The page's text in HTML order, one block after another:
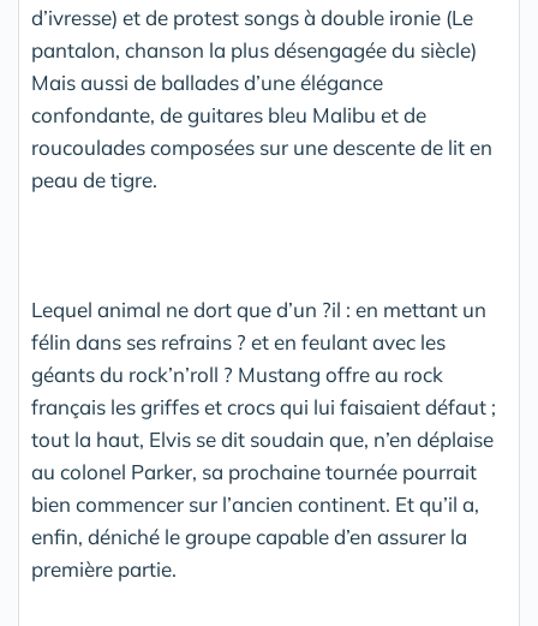
d’ivresse) et de protest songs à double ironie (Le
pantalon, chanson la plus désengagée du siècle)
Mais aussi de ballades d’une élégance
confondante, de guitares bleu Malibu et de
roucoulades composées sur une descente de lit en
peau de tigre.
Lequel animal ne dort que d’un ?il : en mettant un
félin dans ses refrains ? et en feulant avec les
géants du rock’n’roll ? Mustang offre au rock
français les griffes et crocs qui lui faisaient défaut ;
tout la haut, Elvis se dit soudain que, n’en déplaise
au colonel Parker, sa prochaine tournée pourrait
bien commencer sur l’ancien continent. Et qu’il a,
enfin, déniché le groupe capable d’en assurer la
première partie.